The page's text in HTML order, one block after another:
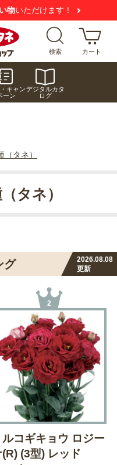
にご注意ください
検索 カート
キャン
ーン
デジタルカタ
ログ
（タネ）
タネ）
グ
2026.08.08
更新
2
ルコギキョウ ロジー
(R) (3型) レッド